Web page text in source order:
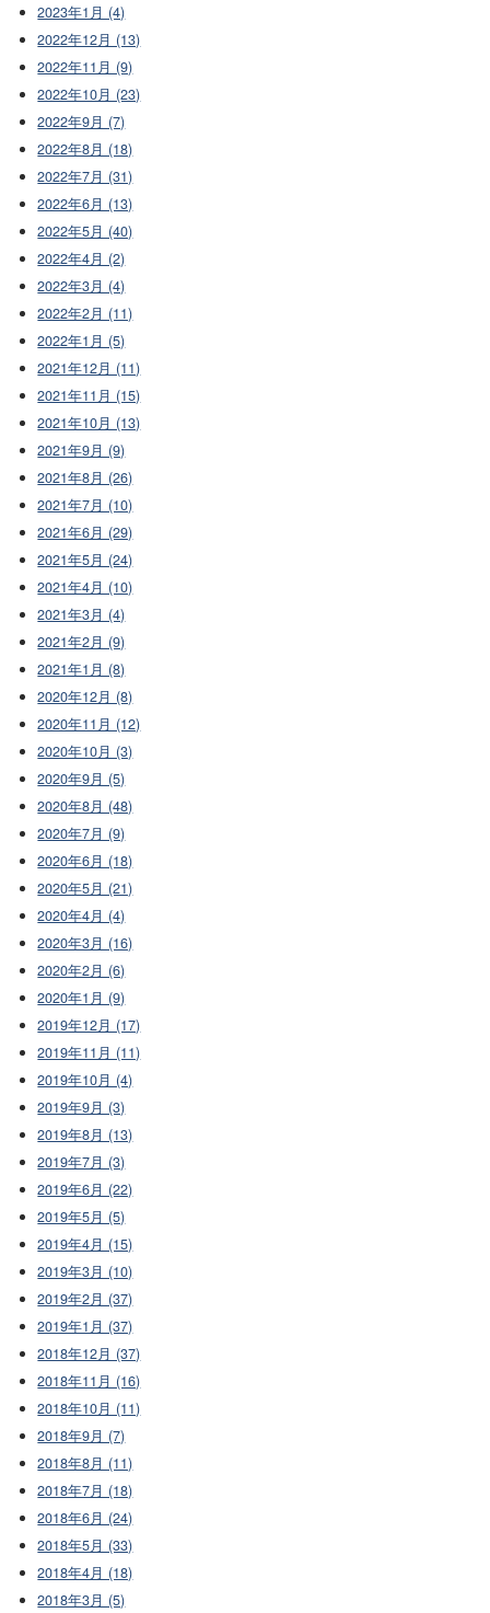
2023年1月 (4)
2022年12月 (13)
2022年11月 (9)
2022年10月 (23)
2022年9月 (7)
2022年8月 (18)
2022年7月 (31)
2022年6月 (13)
2022年5月 (40)
2022年4月 (2)
2022年3月 (4)
2022年2月 (11)
2022年1月 (5)
2021年12月 (11)
2021年11月 (15)
2021年10月 (13)
2021年9月 (9)
2021年8月 (26)
2021年7月 (10)
2021年6月 (29)
2021年5月 (24)
2021年4月 (10)
2021年3月 (4)
2021年2月 (9)
2021年1月 (8)
2020年12月 (8)
2020年11月 (12)
2020年10月 (3)
2020年9月 (5)
2020年8月 (48)
2020年7月 (9)
2020年6月 (18)
2020年5月 (21)
2020年4月 (4)
2020年3月 (16)
2020年2月 (6)
2020年1月 (9)
2019年12月 (17)
2019年11月 (11)
2019年10月 (4)
2019年9月 (3)
2019年8月 (13)
2019年7月 (3)
2019年6月 (22)
2019年5月 (5)
2019年4月 (15)
2019年3月 (10)
2019年2月 (37)
2019年1月 (37)
2018年12月 (37)
2018年11月 (16)
2018年10月 (11)
2018年9月 (7)
2018年8月 (11)
2018年7月 (18)
2018年6月 (24)
2018年5月 (33)
2018年4月 (18)
2018年3月 (5)